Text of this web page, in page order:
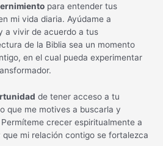
para entender tus
mi vida diaria. Ayúdame a
a vivir de acuerdo a tus
de la Biblia sea un momento
en el cual pueda experimentar
de tener acceso a tu
que me motives a buscarla y
crecer espiritualmente a
mi relación contigo se fortalezca